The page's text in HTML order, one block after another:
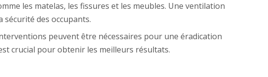
les matelas, les fissures et les meubles. Une ventilation
des occupants.
peuvent être nécessaires pour une éradication
crucial pour obtenir les meilleurs résultats.